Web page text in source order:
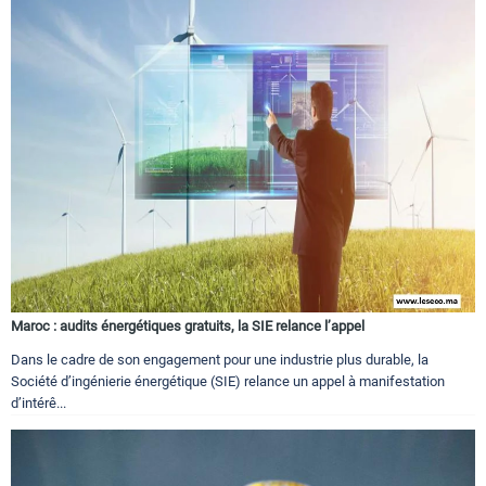
Maroc : audits énergétiques gratuits, la SIE relance l’appel
Dans le cadre de son engagement pour une industrie plus durable, la
Société d’ingénierie énergétique (SIE) relance un appel à manifestation
d’intérê...